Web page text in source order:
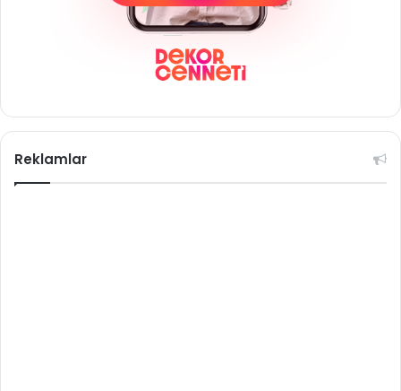
Reklamlar